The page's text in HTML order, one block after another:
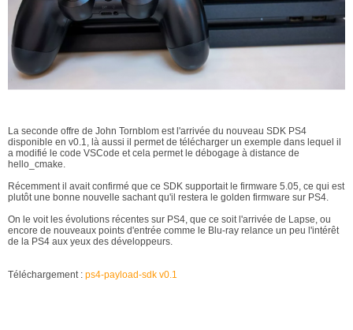
La seconde offre de John Tornblom est l'arrivée du nouveau SDK PS4
disponible en v0.1, là aussi il permet de télécharger un exemple dans lequel il
a modifié le code VSCode et cela permet le débogage à distance de
hello_cmake.
Récemment il avait confirmé que ce SDK supportait le firmware 5.05, ce qui est
plutôt une bonne nouvelle sachant qu'il restera le golden firmware sur PS4.
On le voit les évolutions récentes sur PS4, que ce soit l'arrivée de Lapse, ou
encore de nouveaux points d'entrée comme le Blu-ray relance un peu l'intérêt
de la PS4 aux yeux des développeurs.
Téléchargement : ps4-payload-sdk v0.1